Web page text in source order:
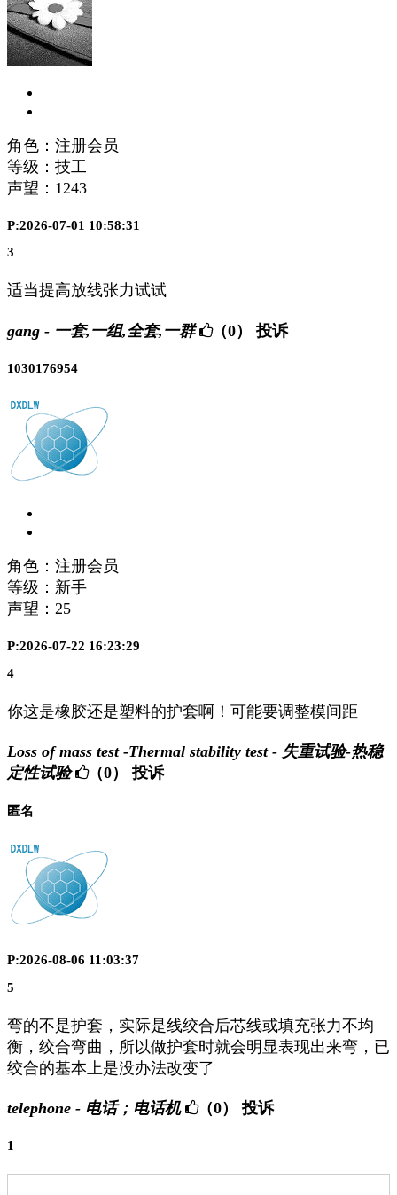
角色：注册会员
等级：技工
声望： 1243
P:2026-07-01 10:58:31
3
适当提高放线张力试试
gang - 一套,一组,全套,一群 （0） 投诉
1030176954
角色：注册会员
等级：新手
声望： 25
P:2026-07-22 16:23:29
4
你这是橡胶还是塑料的护套啊！可能要调整模间距
Loss of mass test -Thermal stability test - 失重试验-热稳
定性试验
（0） 投诉
匿名
P:2026-08-06 11:03:37
5
弯的不是护套，实际是线绞合后芯线或填充张力不均
衡，绞合弯曲，所以做护套时就会明显表现出来弯，已
绞合的基本上是没办法改变了
telephone - 电话；电话机 （0） 投诉
1